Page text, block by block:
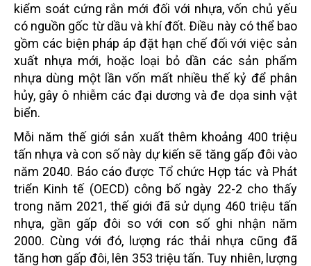
kiểm soát cứng rắn mới đối với nhựa, vốn chủ yếu
có nguồn gốc từ dầu và khí đốt. Ðiều này có thể bao
gồm các biện pháp áp đặt hạn chế đối với việc sản
xuất nhựa mới, hoặc loại bỏ dần các sản phẩm
nhựa dùng một lần vốn mất nhiều thế kỷ để phân
hủy, gây ô nhiễm các đại dương và đe dọa sinh vật
biển.
Mỗi năm thế giới sản xuất thêm khoảng 400 triệu
tấn nhựa và con số này dự kiến sẽ tăng gấp đôi vào
năm 2040. Báo cáo được Tổ chức Hợp tác và Phát
triển Kinh tế (OECD) công bố ngày 22-2 cho thấy
trong năm 2021, thế giới đã sử dụng 460 triệu tấn
nhựa, gần gấp đôi so với con số ghi nhận năm
2000. Cùng với đó, lượng rác thải nhựa cũng đã
tăng hơn gấp đôi, lên 353 triệu tấn. Tuy nhiên, lượng